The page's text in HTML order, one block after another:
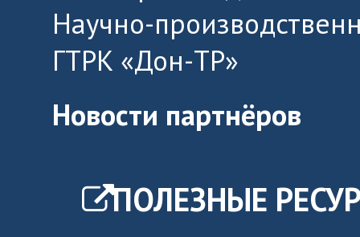
Научно-
ГТРК «Дон-ТР»
Новости партнёров
ПОЛЕЗНЫЕ